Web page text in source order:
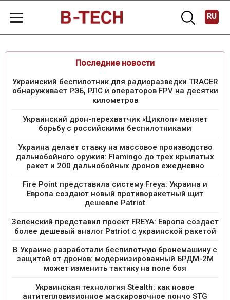
RU
Последние новости
Украинский беспилотник для радиоразведки TRACER
обнаруживает РЭБ, РЛС и операторов FPV на десятки
километров
Украинский дрон-перехватчик «Циклоп» меняет
борьбу с российскими беспилотниками
Украина делает ставку на массовое производство
дальнобойного оружия: Flamingo до трех крылатых
ракет и 200 дальнобойных дронов ежедневно
Fire Point представила систему Freya: Украина и
Европа создают новый противоракетный щит
дешевле Patriot
Зеленский представил проект FREYA: Европа создаст
более дешевый аналог Patriot с украинской ракетой
В Украине разработали беспилотную бронемашину с
защитой от дронов: модернизированный БРДМ-2М
может изменить тактику на поле боя
Украинская технология Stealth: как новое
антитепловизионное маскировочное пончо STG